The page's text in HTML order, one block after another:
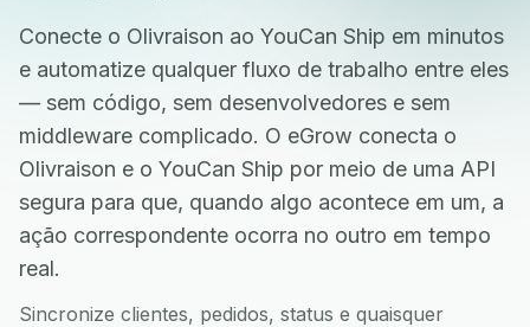
Conecte o Olivraison ao YouCan Ship em minutos
e automatize qualquer fluxo de trabalho entre eles
— sem código, sem desenvolvedores e sem
middleware complicado. O eGrow conecta o
Olivraison e o YouCan Ship por meio de uma API
segura para que, quando algo acontece em um, a
ação correspondente ocorra no outro em tempo
real.
Sincronize clientes, pedidos, status e quaisquer